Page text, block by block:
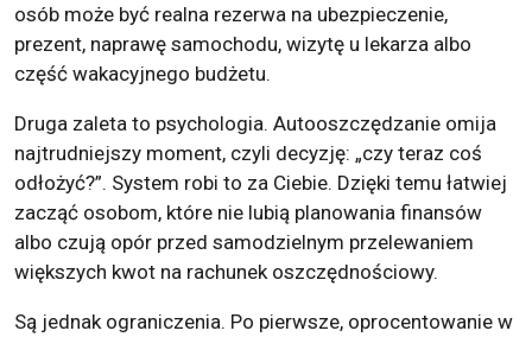
osób może być realna rezerwa na ubezpieczenie,
prezent, naprawę samochodu, wizytę u lekarza albo
część wakacyjnego budżetu.
Druga zaleta to psychologia. Autooszczędzanie omija
najtrudniejszy moment, czyli decyzję: „czy teraz coś
odłożyć?”. System robi to za Ciebie. Dzięki temu łatwiej
zacząć osobom, które nie lubią planowania finansów
albo czują opór przed samodzielnym przelewaniem
większych kwot na rachunek oszczędnościowy.
Są jednak ograniczenia. Po pierwsze, oprocentowanie w